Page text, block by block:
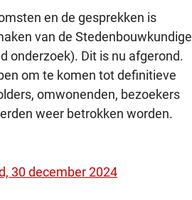
en de gesprekken is
van de Stedenbouwkundige
onderzoek). Dit is nu afgerond.
om te komen tot definitieve
omwonenden, bezoekers
weer betrokken worden.
30 december 2024